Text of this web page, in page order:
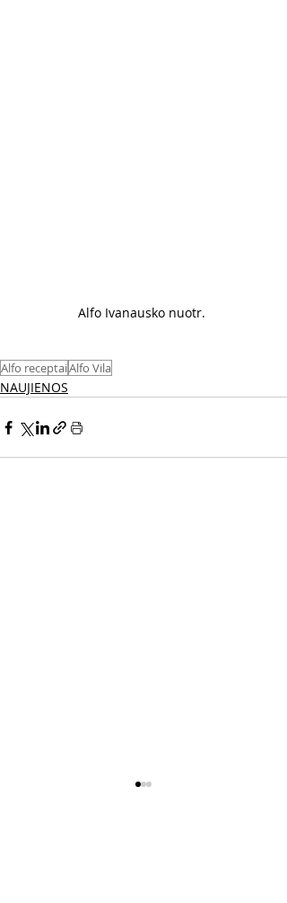
Alfo Ivanausko nuotr.
Alfo receptaiAlfo Vila
NAUJIENOS